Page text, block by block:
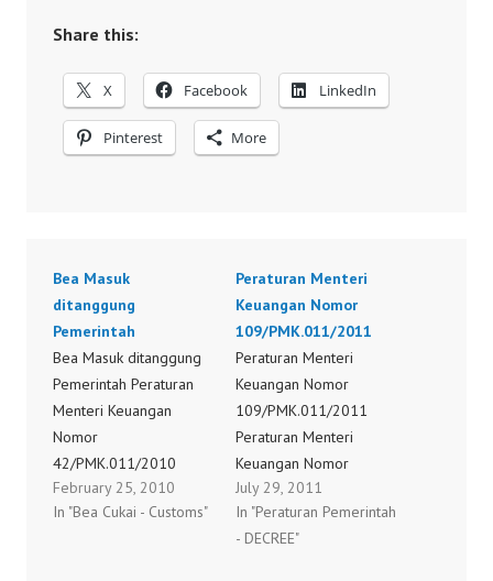
Share this:
X Facebook LinkedIn
Pinterest More
Bea Masuk
ditanggung
Pemerintah
Bea Masuk ditanggung
Pemerintah Peraturan
Menteri Keuangan
Nomor
42/PMK.011/2010
Peraturan Menteri
Keuangan Nomor
February 25, 2010
In "Bea Cukai - Customs"
Peraturan Menteri
Keuangan Nomor
109/PMK.011/2011
Peraturan Menteri
Keuangan Nomor
109/PMK.011/2011
Peraturan Menteri
Keuangan Nomor
110/PMK.011/2011
Peraturan Menteri
Keuangan Nomor
July 29, 2011
In "Peraturan Pemerintah
- DECREE"